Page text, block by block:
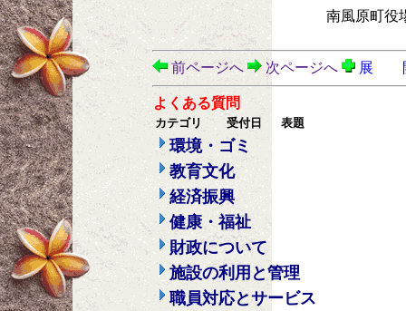
南風原町役
前ページへ 次ページへ 展
よくある質問
カテゴリ 受付日 表題
環境・ゴミ
教育文化
経済振興
健康・福祉
財政について
施設の利用と管理
職員対応とサービス